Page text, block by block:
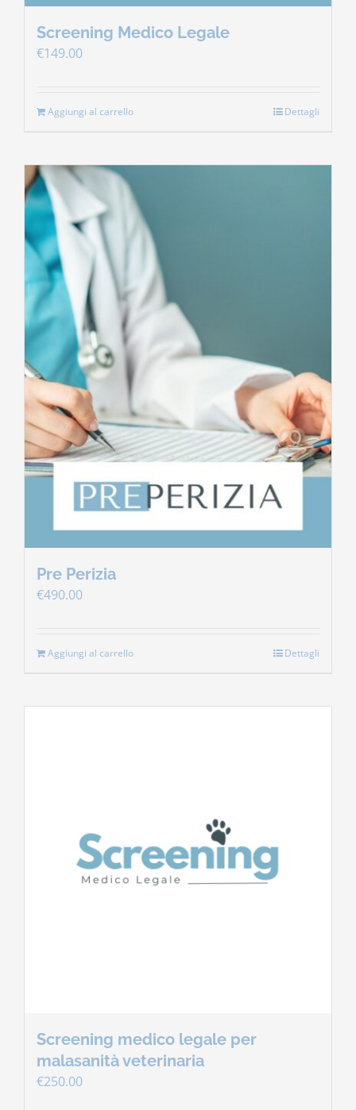
Screening Medico Legale
€149.00
Aggiungi al carrello Dettagli
Pre Perizia
€490.00
Aggiungi al carrello Dettagli
Screening medico legale per
malasanità veterinaria
€250.00